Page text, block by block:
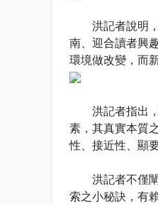
洪記者說明，
南、迎合讀者興
環境做改變，而
洪記者指出，
素，其真實本質
性、接近性、顯
洪記者不僅闡
索之小秘訣，有